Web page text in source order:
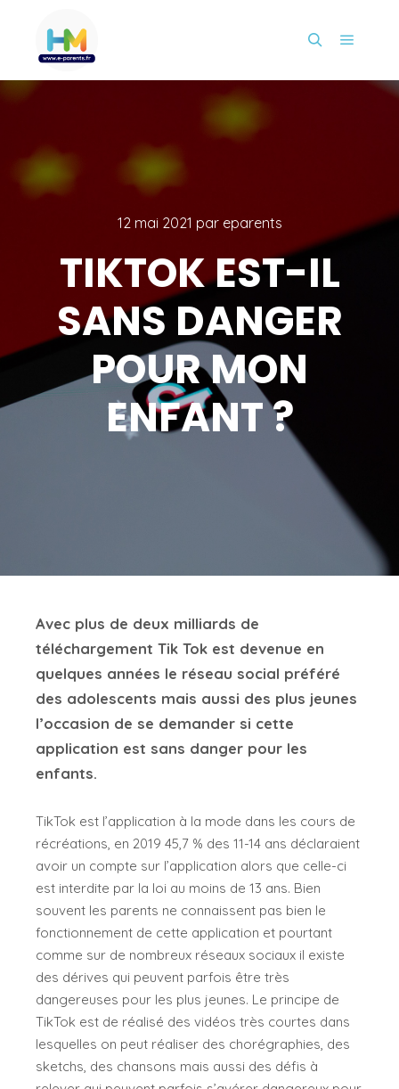
12 mai 2021 par eparents
TIKTOK EST-IL
SANS DANGER
POUR MON
ENFANT ?
Avec plus de deux milliards de
téléchargement Tik Tok est devenue en
quelques années le réseau social préféré
des adolescents mais aussi des plus jeunes
l’occasion de se demander si cette
application est sans danger pour les
enfants.
TikTok est l’application à la mode dans les cours de
récréations, en 2019 45,7 % des 11-14 ans déclaraient
avoir un compte sur l’application alors que celle-ci
est interdite par la loi au moins de 13 ans. Bien
souvent les parents ne connaissent pas bien le
fonctionnement de cette application et pourtant
comme sur de nombreux réseaux sociaux il existe
des dérives qui peuvent parfois être très
dangereuses pour les plus jeunes. Le principe de
TikTok est de réalisé des vidéos très courtes dans
lesquelles on peut réaliser des chorégraphies, des
sketchs, des chansons mais aussi des défis à